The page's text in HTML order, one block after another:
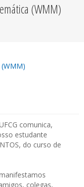
(WMM)
comunica,
estudante
do curso de
colegas,